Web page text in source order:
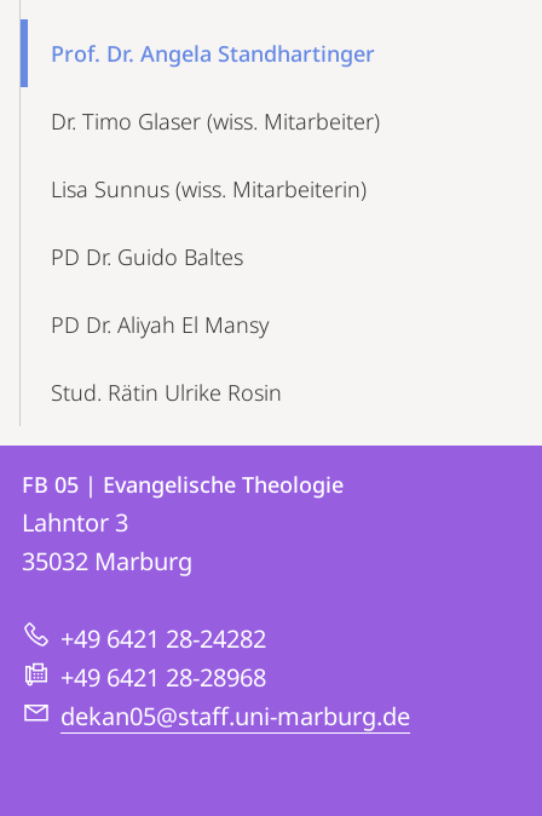
Prof. Dr. Angela Standhartinger
Dr. Timo Glaser (wiss. Mitarbeiter)
Lisa Sunnus (wiss. Mitarbeiterin)
PD Dr. Guido Baltes
PD Dr. Aliyah El Mansy
Stud. Rätin Ulrike Rosin
Kontakt
und
Informationen
zur
Website
Kontaktinformationen
FB
05
Evangelische
Theologie
FB 05 | Evangelische Theologie
Lahntor 3
35032 Marburg
+49 6421 28-24282
+49 6421 28-28968
dekan05@staff.uni-marburg.de